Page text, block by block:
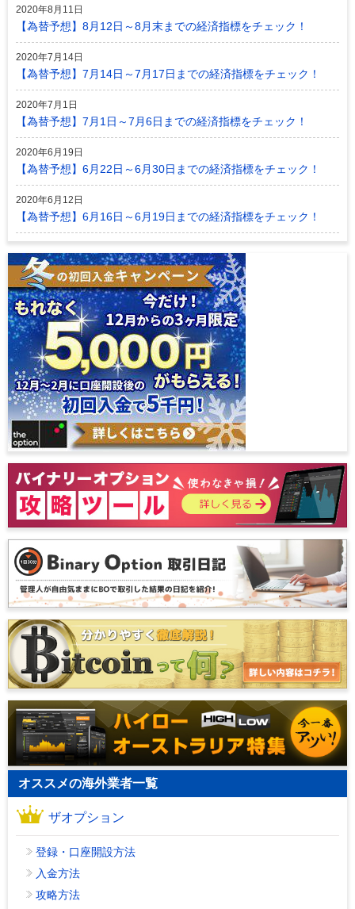
2020年8月11日
【為替予想】8月12日～8月末までの経済指標をチェック！
2020年7月14日
【為替予想】7月14日～7月17日までの経済指標をチェック！
2020年7月1日
【為替予想】7月1日～7月6日までの経済指標をチェック！
2020年6月19日
【為替予想】6月22日～6月30日までの経済指標をチェック！
2020年6月12日
【為替予想】6月16日～6月19日までの経済指標をチェック！
オススメの海外業者一覧
ザオプション
登録・口座開設方法
入金方法
攻略方法